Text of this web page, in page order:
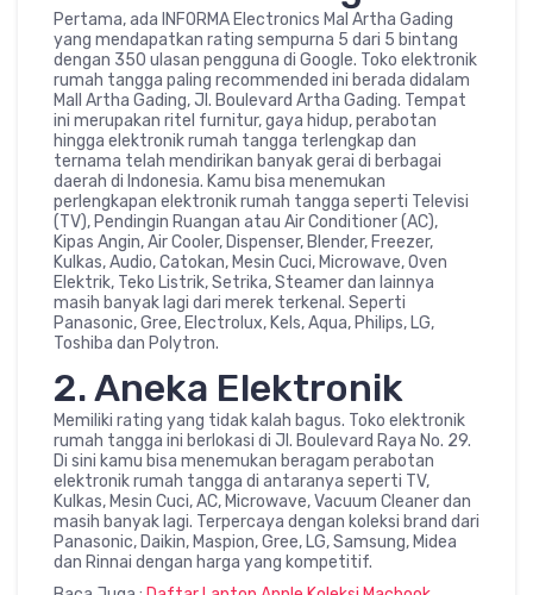
Pertama, ada INFORMA Electronics Mal Artha Gading
yang mendapatkan rating sempurna 5 dari 5 bintang
dengan 350 ulasan pengguna di Google. Toko elektronik
rumah tangga paling recommended ini berada didalam
Mall Artha Gading, Jl. Boulevard Artha Gading. Tempat
ini merupakan ritel furnitur, gaya hidup, perabotan
hingga elektronik rumah tangga terlengkap dan
ternama telah mendirikan banyak gerai di berbagai
daerah di Indonesia. Kamu bisa menemukan
perlengkapan elektronik rumah tangga seperti Televisi
(TV), Pendingin Ruangan atau Air Conditioner (AC),
Kipas Angin, Air Cooler, Dispenser, Blender, Freezer,
Kulkas, Audio, Catokan, Mesin Cuci, Microwave, Oven
Elektrik, Teko Listrik, Setrika, Steamer dan lainnya
masih banyak lagi dari merek terkenal. Seperti
Panasonic, Gree, Electrolux, Kels, Aqua, Philips, LG,
Toshiba dan Polytron.
2. Aneka Elektronik
Memiliki rating yang tidak kalah bagus. Toko elektronik
rumah tangga ini berlokasi di Jl. Boulevard Raya No. 29.
Di sini kamu bisa menemukan beragam perabotan
elektronik rumah tangga di antaranya seperti TV,
Kulkas, Mesin Cuci, AC, Microwave, Vacuum Cleaner dan
masih banyak lagi. Terpercaya dengan koleksi brand dari
Panasonic, Daikin, Maspion, Gree, LG, Samsung, Midea
dan Rinnai dengan harga yang kompetitif.